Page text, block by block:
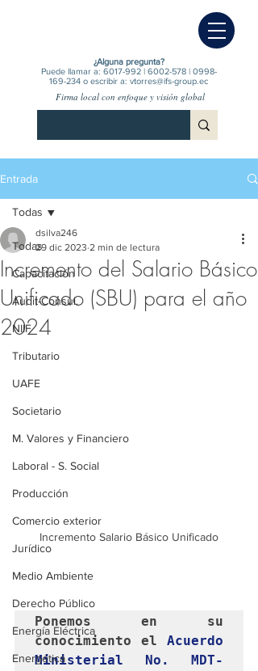
¿Alguna pregunta?
Puede llamar a: 6017-992| 6002-578| 0998-
169-234 o escribir a: vtorres@ifs-group.ec
Firma local con enfoque y visión global
Entrada
Todas
Capacitación
Audit-Consul.
NIIF
Tributario
UAFE
Societario
M. Valores y Financiero
Laboral - S. Social
Producción
Comercio exterior
Jurídico
Medio Ambiente
Derecho Público
Energía Eléctrica
Energética
Todas
Incremento del Salario Básico
Unificado (SBU) para el año
2024
dsilva246
29 dic 2023 2 min de lectura
Incremento Salario Básico Unificado
Ponemos en su
conocimiento el Acuerdo
Ministerial No. MDT-